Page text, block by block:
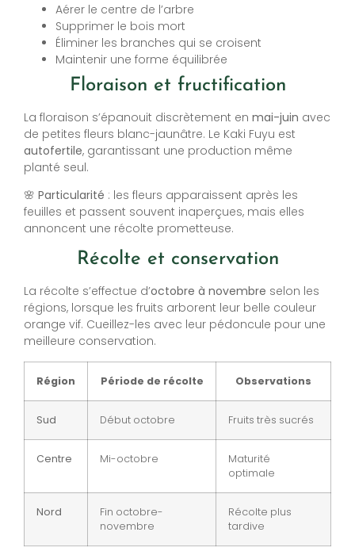
Aérer le centre de l’arbre
Supprimer le bois mort
Éliminer les branches qui se croisent
Maintenir une forme équilibrée
Floraison et fructification
La floraison s’épanouit discrètement en mai-juin avec
de petites fleurs blanc-jaunâtre. Le Kaki Fuyu est
autofertile, garantissant une production même
planté seul.
🌸 Particularité : les fleurs apparaissent après les
feuilles et passent souvent inaperçues, mais elles
annoncent une récolte prometteuse.
Récolte et conservation
La récolte s’effectue d’octobre à novembre selon les
régions, lorsque les fruits arborent leur belle couleur
orange vif. Cueillez-les avec leur pédoncule pour une
meilleure conservation.
Région Période de récolte Observations
Sud Début octobre Fruits très sucrés
Centre Mi-octobre
Maturité
optimale
Nord
Fin octobre-
novembre
Récolte plus
tardive